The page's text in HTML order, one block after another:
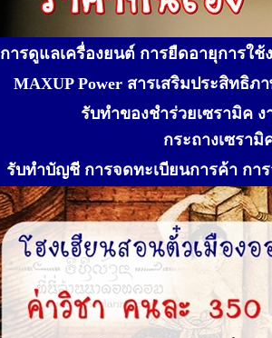
การดูแลเครื่องยนต์ การยืดอายุการใ
MAXUP Power สารเสริมประสิทธิ
รับทำของชำร่วยเซรามิค
กระถางเซรา
รับทำบัญชี การจดทะเบียนการค้า กา